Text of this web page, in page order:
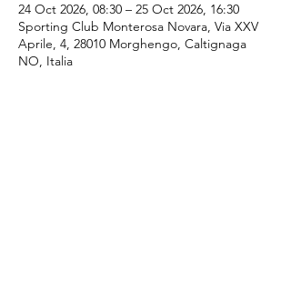
24 Oct 2026, 08:30 – 25 Oct 2026, 16:30
Sporting Club Monterosa Novara, Via XXV
Aprile, 4, 28010 Morghengo, Caltignaga
NO, Italia